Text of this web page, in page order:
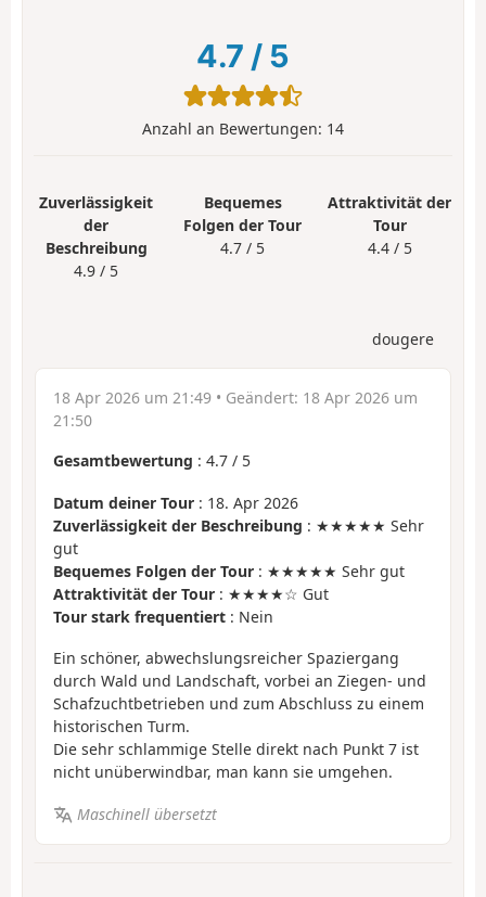
4.7 / 5
Anzahl an Bewertungen: 14
Zuverlässigkeit
der
Beschreibung
4.9 / 5
Bequemes
Folgen der Tour
4.7 / 5
Attraktivität der
Tour
4.4 / 5
dougere
18 Apr 2026 um 21:49 • Geändert: 18 Apr 2026 um
21:50
Gesamtbewertung : 4.7 / 5
Datum deiner Tour : 18. Apr 2026
Zuverlässigkeit der Beschreibung : ★★★★★ Sehr
gut
Bequemes Folgen der Tour : ★★★★★ Sehr gut
Attraktivität der Tour : ★★★★☆ Gut
Tour stark frequentiert : Nein
Ein schöner, abwechslungsreicher Spaziergang
durch Wald und Landschaft, vorbei an Ziegen- und
Schafzuchtbetrieben und zum Abschluss zu einem
historischen Turm.
Die sehr schlammige Stelle direkt nach Punkt 7 ist
nicht unüberwindbar, man kann sie umgehen.
Maschinell übersetzt